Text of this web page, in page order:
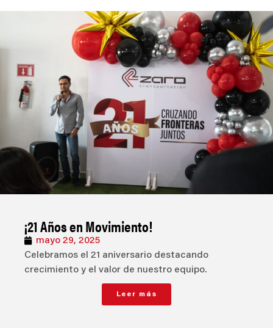
¡21 Años en Movimiento!
mayo 29, 2025
Celebramos el 21 aniversario destacando
crecimiento y el valor de nuestro equipo.
Leer más